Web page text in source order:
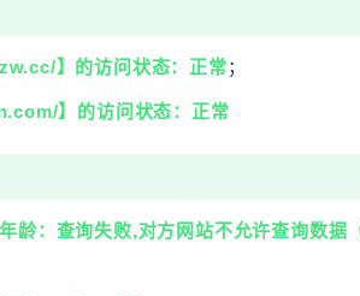
】的访问状态：正常；
】的访问状态：正常
：查询失败,对方网站不允许查询数据